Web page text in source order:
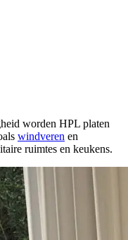
worden HPL platen
windveren en
ruimtes en keukens.